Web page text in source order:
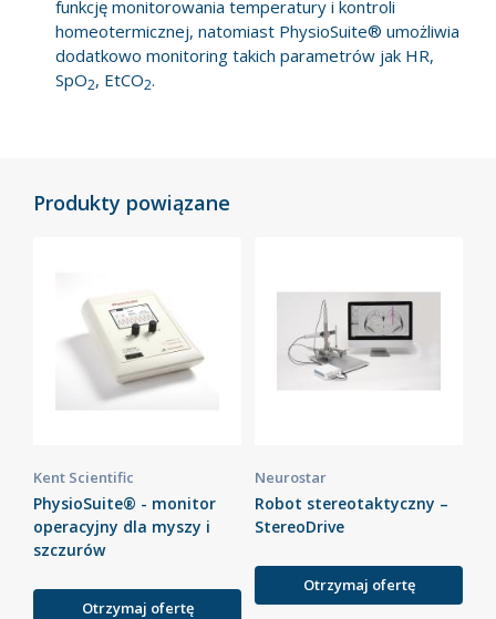
funkcję monitorowania temperatury i kontroli
homeotermicznej, natomiast PhysioSuite® umożliwia
dodatkowo monitoring takich parametrów jak HR,
SpO2, EtCO2.
Produkty powiązane
Kent Scientific
PhysioSuite® - monitor
operacyjny dla myszy i
szczurów
Otrzymaj ofertę
Neurostar
Robot stereotaktyczny –
StereoDrive
Otrzymaj ofertę